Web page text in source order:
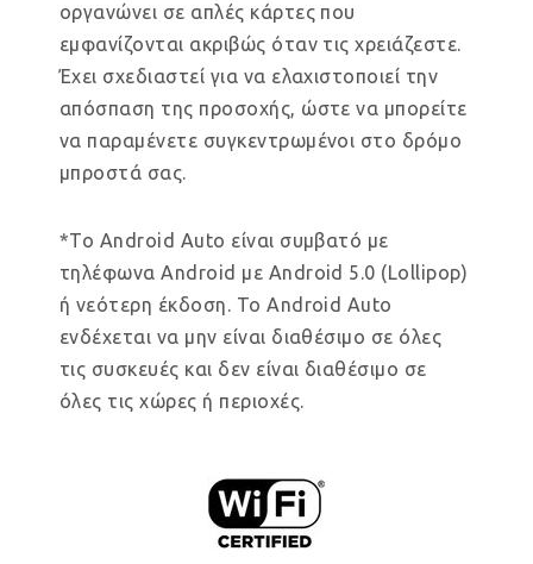
οργανώνει σε απλές κάρτες που
εμφανίζονται ακριβώς όταν τις χρειάζεστε.
Έχει σχεδιαστεί για να ελαχιστοποιεί την
απόσπαση της προσοχής, ώστε να μπορείτε
να παραμένετε συγκεντρωμένοι στο δρόμο
μπροστά σας.
*Το Android Auto είναι συμβατό με
τηλέφωνα Android με Android 5.0 (Lollipop)
ή νεότερη έκδοση. Το Android Auto
ενδέχεται να μην είναι διαθέσιμο σε όλες
τις συσκευές και δεν είναι διαθέσιμο σε
όλες τις χώρες ή περιοχές.